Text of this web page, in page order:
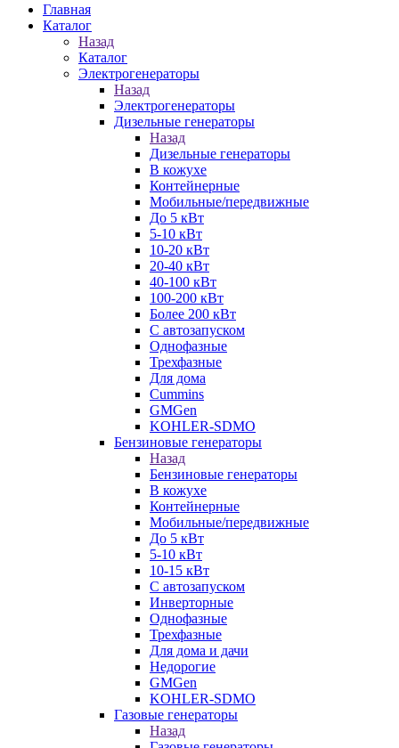
Главная
Каталог
Назад
Каталог
Электрогенераторы
Назад
Электрогенераторы
Дизельные генераторы
Назад
Дизельные генераторы
В кожухе
Контейнерные
Мобильные/передвижные
До 5 кВт
5-10 кВт
10-20 кВт
20-40 кВт
40-100 кВт
100-200 кВт
Более 200 кВт
С автозапуском
Однофазные
Трехфазные
Для дома
Cummins
GMGen
KOHLER-SDMO
Бензиновые генераторы
Назад
Бензиновые генераторы
В кожухе
Контейнерные
Мобильные/передвижные
До 5 кВт
5-10 кВт
10-15 кВт
С автозапуском
Инверторные
Однофазные
Трехфазные
Для дома и дачи
Недорогие
GMGen
KOHLER-SDMO
Газовые генераторы
Назад